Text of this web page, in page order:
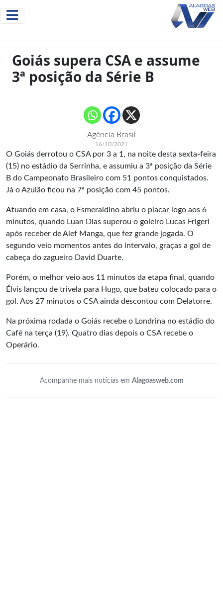
Goiás supera CSA e assume
3ª posição da Série B
Agência Brasil
16/10/2021
O Goiás derrotou o CSA por 3 a 1, na noite desta sexta-feira
(15) no estádio da Serrinha, e assumiu a 3ª posição da Série
B do Campeonato Brasileiro com 51 pontos conquistados.
Já o Azulão ficou na 7ª posição com 45 pontos.
Atuando em casa, o Esmeraldino abriu o placar logo aos 6
minutos, quando Luan Dias superou o goleiro Lucas Frigeri
após receber de Alef Manga, que fez grande jogada. O
segundo veio momentos antes do intervalo, graças a gol de
cabeça do zagueiro David Duarte.
Porém, o melhor veio aos 11 minutos da etapa final, quando
Élvis lançou de trivela para Hugo, que bateu colocado para o
gol. Aos 27 minutos o CSA ainda descontou com Delatorre.
Na próxima rodada o Goiás recebe o Londrina no estádio do
Café na terça (19). Quatro dias depois o CSA recebe o
Operário.
Acompanhe mais notícias em Alagoasweb.com